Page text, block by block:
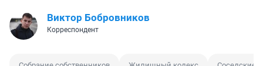
Виктор Бобровников
Корреспондент